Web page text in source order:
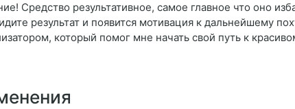
Средство результативное, самое главное что оно
результат и появится мотивация к дальнейшему
который помог мне начать свой путь к